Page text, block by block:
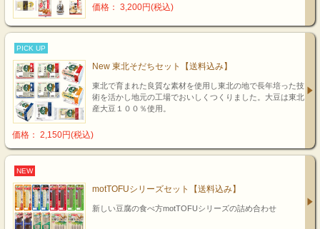
価格： 3,200円(税込)
PICK UP
New 東北そだちセット【送料込み】
東北で育まれた良質な素材を使用し東北の地で長年培った技
術を活かし地元の工場でおいしくつくりました。大豆は東北
産大豆１００％使用。
価格： 2,150円(税込)
NEW
motTOFUシリーズセット【送料込み】
新しい豆腐の食べ方motTOFUシリーズの詰め合わせ